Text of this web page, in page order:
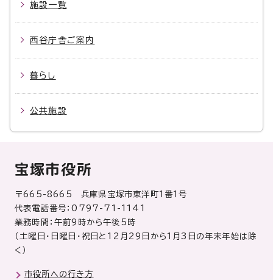
施設一覧
西谷庁舎ご案内
暮らし
公共施設
宝塚市役所
〒665-8665 兵庫県宝塚市東洋町1番1号
代表電話番号：0797-71-1141
業務時間：午前9時から午後5時
（土曜日・日曜日・祝日と12月29日から1月3日の年末年始は除
く）
市役所への行き方